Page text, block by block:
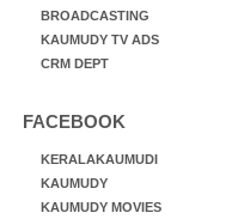
BROADCASTING
KAUMUDY TV ADS
CRM DEPT
FACEBOOK
KERALAKAUMUDI
KAUMUDY
KAUMUDY MOVIES